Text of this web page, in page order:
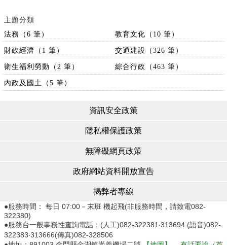
主題分類
法務（6 筆）
教育文化（10 筆）
財政經濟（1 筆）
交通建設（326 筆）
衛生福利勞動（2 筆）
綜合行政（463 筆）
內政及國土（5 筆）
資訊安全政策
隱私權保護政策
無障礙網頁政策
政府網站資料開放宣告
揭弊者專線
●服務時間： 每日 07:00－末班 機起飛(非服務時間，請致電082-
322380)
●服務台一般事務性查詢電話：(人工)082-322381‧313694 (語音)082-
322383‧313666(傳真)082-328506